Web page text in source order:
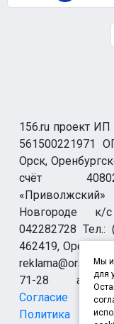
156.ru проект
561500221971
Орск,
счёт
Новгороде к/
042282728
462419,
71-28
Согласие на
Политика
Мы
для